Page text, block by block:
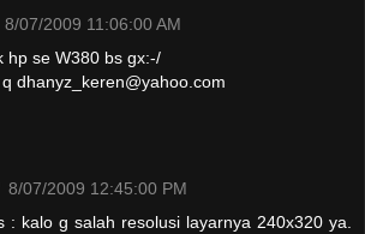
8/07/2009 11:06:00 AM
hp se W380 bs gx:-/
dhanyz_keren@yahoo.com
8/07/2009 12:45:00 PM
: kalo g salah resolusi layarnya 240x320 ya.